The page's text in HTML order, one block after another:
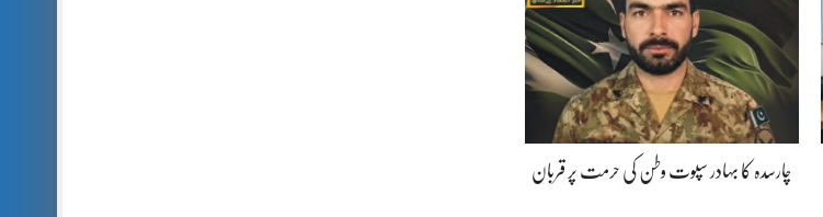
چارسدہ کا بہادر سپوت وطن کی حرمت پر قربان